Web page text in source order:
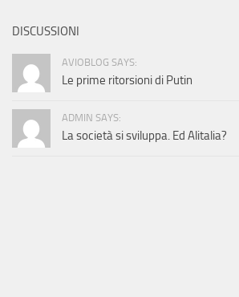
DISCUSSIONI
AVIOBLOG SAYS:
Le prime ritorsioni di Putin
ADMIN SAYS:
La società si sviluppa. Ed Alitalia?